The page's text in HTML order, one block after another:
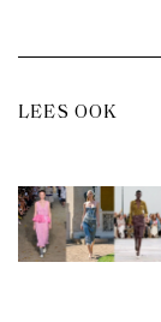
LEES OOK